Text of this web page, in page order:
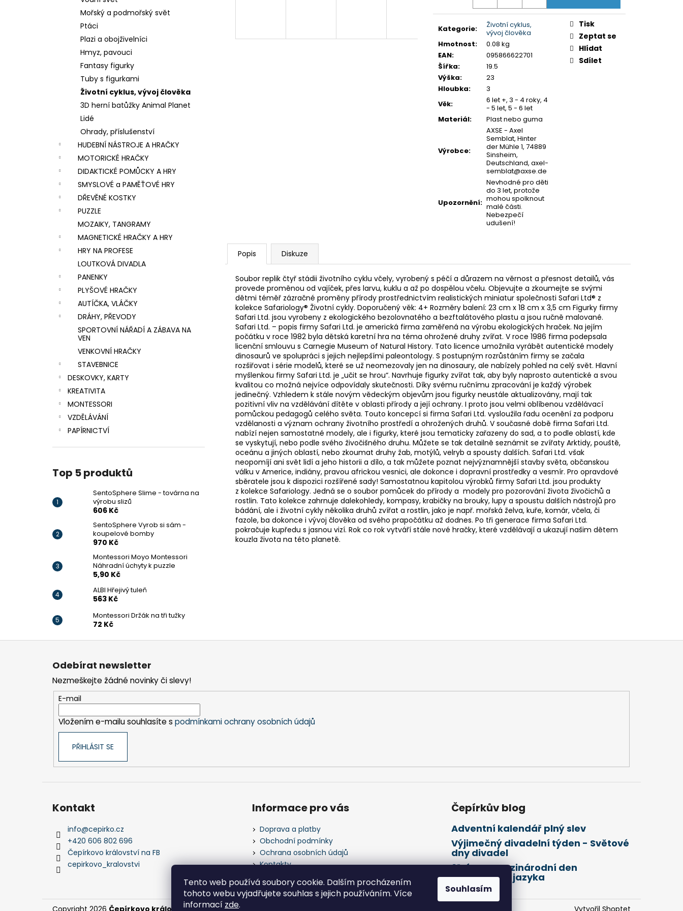
Tento web používá soubory cookie. Dalším procházením
tohoto webu vyjadřujete souhlas s jejich používáním. Více
informací zde.
Souhlasím
Mořský a podmořský svět
Ptáci
Plazi a obojživelníci
Hmyz, pavouci
Fantasy figurky
Tuby s figurkami
Životní cyklus, vývoj člověka
3D herní batůžky Animal Planet
Lidé
Ohrady, příslušenství
HUDEBNÍ NÁSTROJE A HRAČKY
MOTORICKÉ HRAČKY
DIDAKTICKÉ POMŮCKY A HRY
SMYSLOVÉ a PAMĚŤOVÉ HRY
DŘEVĚNÉ KOSTKY
PUZZLE
MOZAIKY, TANGRAMY
MAGNETICKÉ HRAČKY A HRY
HRY NA PROFESE
LOUTKOVÁ DIVADLA
PANENKY
PLYŠOVÉ HRAČKY
AUTÍČKA, VLÁČKY
DRÁHY, PŘEVODY
SPORTOVNÍ NÁŘADÍ A ZÁBAVA NA
VEN
VENKOVNÍ HRAČKY
STAVEBNICE
DESKOVKY, KARTY
KREATIVITA
MONTESSORI
VZDĚLÁVÁNÍ
PAPÍRNICTVÍ
Top 5 produktů
SentoSphere Slime - továrna na
výrobu slizů
606 Kč
SentoSphere Vyrob si sám -
koupelové bomby
970 Kč
Montessori Moyo Montessori
Náhradní úchyty k puzzle
5,90 Kč
ALBI Hřejivý tuleň
563 Kč
Montessori Držák na tři tužky
72 Kč
Kategorie:
Životní cyklus,
vývoj člověka
Hmotnost:
0.08 kg
EAN:
095866622701
Šířka:
19.5
Výška:
23
Hloubka:
3
Věk:
6 let +, 3 - 4 roky, 4
- 5 let, 5 - 6 let
Materiál: Plast nebo guma
Výrobce:
AXSE - Axel
Semblat, Hinter
der Mühle 1, 74889
Sinsheim,
Deutschland, axel-
semblat@axse.de
Upozornění:
Nevhodné pro děti
do 3 let, protože
mohou spolknout
malé části.
Nebezpečí
udušení!
Tisk
Zeptat se
Hlídat
Sdílet
Popis Diskuze
Soubor replik čtyř stádii životního cyklu včely, vyrobený s péčí a důrazem na věrnost a přesnost detailů, vás
provede proměnou od vajíček, přes larvu, kuklu a až po dospělou včelu. Objevujte a zkoumejte se svými
dětmi téměř zázračné proměny přírody prostřednictvím realistických miniatur společnosti Safari Ltd® z
kolekce Safariology® Životní cykly. Doporučený věk: 4+ Rozměry balení: 23 cm x 18 cm x 3,5 cm Figurky firmy
Safari Ltd. jsou vyrobeny z ekologického bezolovnatého a bezftalátového plastu a jsou ručně malované.
Safari Ltd. – popis firmy Safari Ltd. je americká firma zaměřená na výrobu ekologických hraček. Na jejím
počátku v roce 1982 byla dětská karetní hra na téma ohrožené druhy zvířat. V roce 1986 firma podepsala
licenční smlouvu s Carnegie Museum of Natural History. Tato licence umožnila vyrábět autentické modely
dinosaurů ve spolupráci s jejich nejlepšími paleontology. S postupným rozrůstáním firmy se začala
rozšiřovat i série modelů, které se už neomezovaly jen na dinosaury, ale nabízely pohled na celý svět. Hlavní
myšlenkou firmy Safari Ltd. je „učit se hrou“. Navrhuje figurky zvířat tak, aby byly naprosto autentické a svou
kvalitou co možná nejvíce odpovídaly skutečnosti. Díky svému ručnímu zpracování je každý výrobek
jedinečný. Vzhledem k stále novým vědeckým objevům jsou figurky neustále aktualizovány, mají tak
pozitivní vliv na vzdělávání dítěte v oblasti přírody a její ochrany. I proto jsou velmi oblíbenou vzdělávací
pomůckou pedagogů celého světa. Touto koncepcí si firma Safari Ltd. vysloužila řadu ocenění za podporu
vzdělanosti a význam ochrany životního prostředí a ohrožených druhů. V současné době firma Safari Ltd.
nabízí nejen samostatné modely, ale i figurky, které jsou tematicky zařazeny do sad, a to podle oblastí, kde
se vyskytují, nebo podle svého živočišného druhu. Můžete se tak detailně seznámit se zvířaty Arktidy, pouště,
oceánu a jiných oblastí, nebo zkoumat druhy žab, motýlů, velryb a spousty dalších. Safari Ltd. však
neopomíjí ani svět lidí a jeho historii a dílo, a tak můžete poznat nejvýznamnější stavby světa, občanskou
válku v Americe, indiány, pravou africkou vesnici, ale dokonce i dopravní prostředky a vesmír. Pro opravdové
sběratele jsou k dispozici rozšířené sady! Samostatnou kapitolou výrobků firmy Safari Ltd. jsou produkty
z kolekce Safariology. Jedná se o soubor pomůcek do přírody a modely pro pozorování života živočichů a
rostlin. Tato kolekce zahrnuje dalekohledy, kompasy, krabičky na brouky, lupy a spoustu dalších nástrojů pro
bádání, ale i životní cykly několika druhů zvířat a rostlin, jako je např. mořská želva, kuře, komár, včela, či
fazole, ba dokonce i vývoj člověka od svého prapočátku až dodnes. Po tři generace firma Safari Ltd.
pokračuje kupředu s jasnou vizí. Rok co rok vytváří stále nové hračky, které vzdělávají a ukazují našim dětem
kouzla života na této planetě.
606 Kč
Z
Odebírat newsletter
Nezmeškejte žádné novinky či slevy!
E-mail
Vložením e-mailu souhlasíte s podmínkami ochrany osobních údajů
PŘIHLÁSIT SE
Kontakt
info@cepirko.cz
+420 606 802 696
Čepírkovo království na FB
cepirkovo_kralovstvi
Informace pro vás
Doprava a platby
Obchodní podmínky
Ochrana osobních údajů
Kontakty
Čepírkův blog
Adventní kalendář plný slev
Výjimečný divadelní týden - Světové
dny divadel
21. února Mezinárodní den
mateřského jazyka